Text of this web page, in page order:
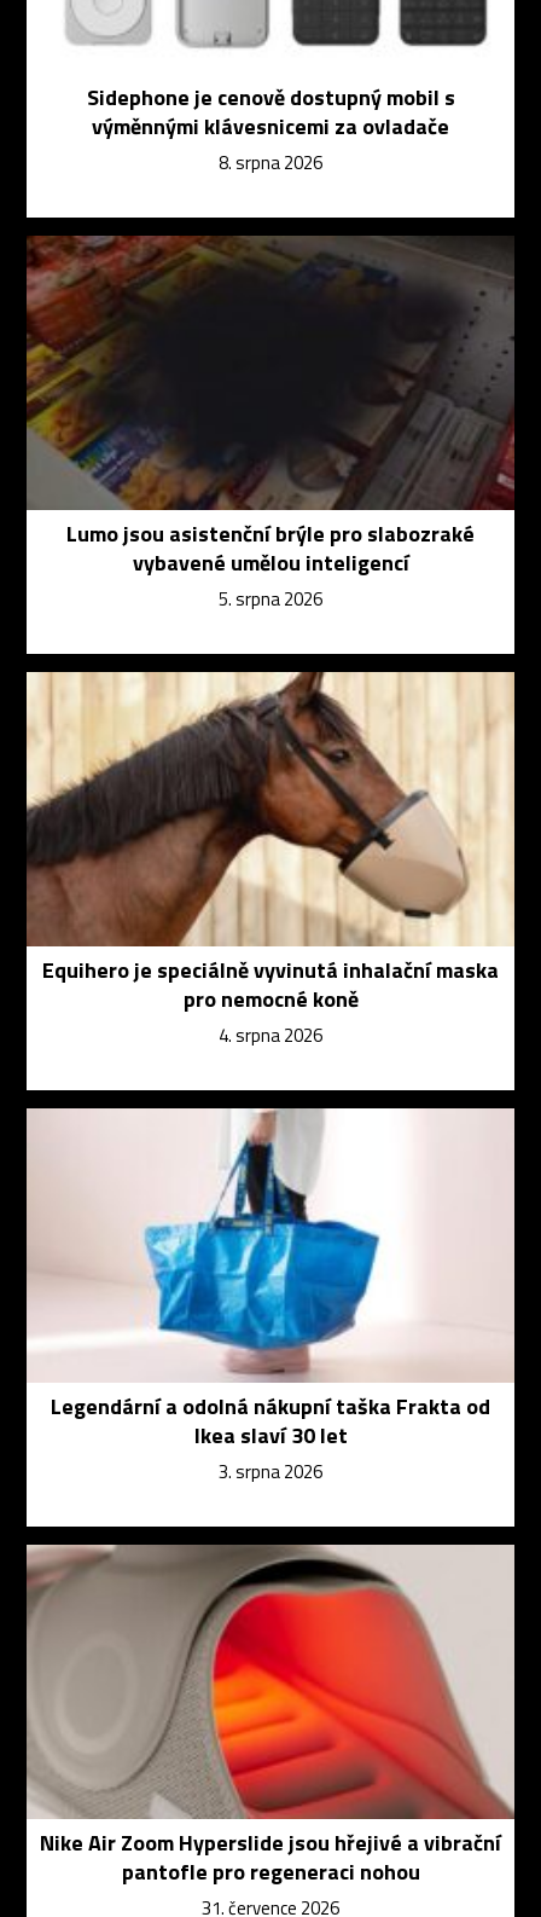
Sidephone je cenově dostupný mobil s
výměnnými klávesnicemi za ovladače
8. srpna 2026
Lumo jsou asistenční brýle pro slabozraké
vybavené umělou inteligencí
5. srpna 2026
Equihero je speciálně vyvinutá inhalační maska
pro nemocné koně
4. srpna 2026
Legendární a odolná nákupní taška Frakta od
Ikea slaví 30 let
3. srpna 2026
Nike Air Zoom Hyperslide jsou hřejivé a vibrační
pantofle pro regeneraci nohou
31. července 2026